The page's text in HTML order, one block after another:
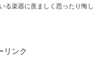
る楽器に羨ましく思ったり悔し
リンク